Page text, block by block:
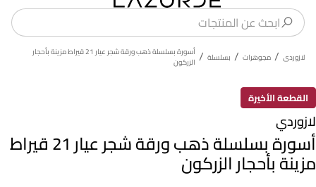
لازوردى / مجوهرات / بسلسلة / أسورة بسلسلة ذهب ورقة شجر عيار 21 قيراط مزينة بأحجار
الزركون
القطعة الأخيرة
لازوردي
أسورة بسلسلة ذهب ورقة شجر عيار 21 قيراط
مزينة بأحجار الزركون